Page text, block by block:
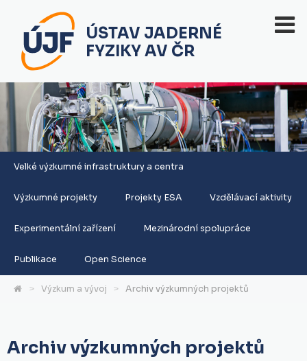
ÚSTAV JADERNÉ
FYZIKY AV ČR
Velké výzkumné infrastruktury a centra
Výzkumné projekty Projekty ESA Vzdělávací aktivity
Experimentální zařízení Mezinárodní spolupráce
Publikace Open Science
Výzkum a vývoj Archiv výzkumných projektů
Archiv výzkumných projektů